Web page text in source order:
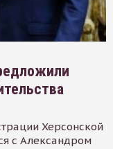
Херсонской
с Александром